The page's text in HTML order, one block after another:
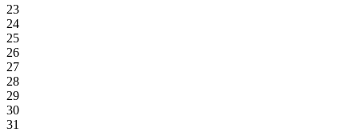
23
24
25
26
27
28
29
30
31